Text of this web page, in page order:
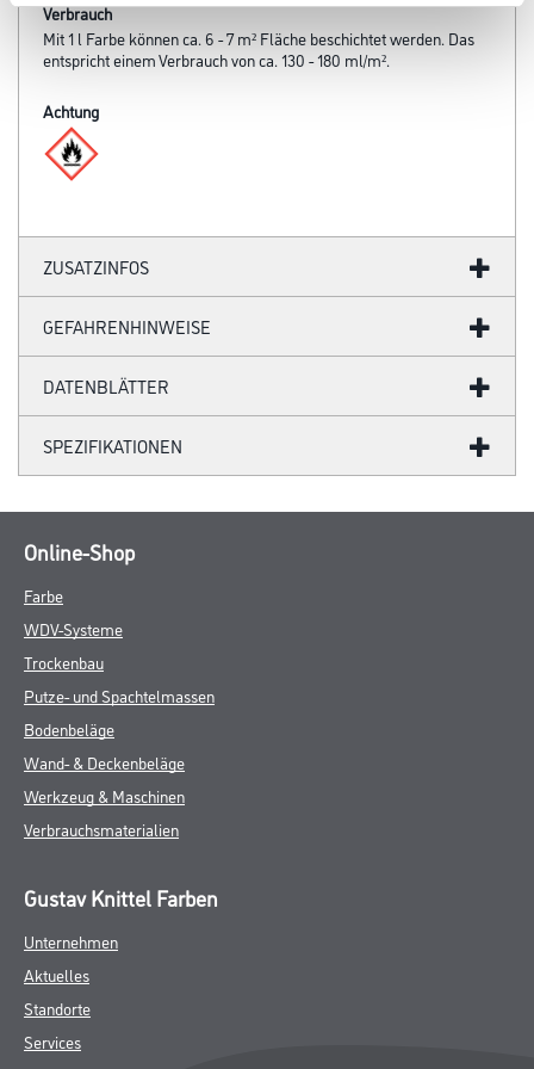
Verbrauch
Mit 1 l Farbe können ca. 6 - 7 m² Fläche beschichtet werden. Das
entspricht einem Verbrauch von ca. 130 - 180 ml/m².
Achtung
ZUSATZINFOS
GEFAHRENHINWEISE
DATENBLÄTTER
SPEZIFIKATIONEN
Online-Shop
Farbe
WDV-Systeme
Trockenbau
Putze- und Spachtelmassen
Bodenbeläge
Wand- & Deckenbeläge
Werkzeug & Maschinen
Verbrauchsmaterialien
Gustav Knittel Farben
Unternehmen
Aktuelles
Standorte
Services